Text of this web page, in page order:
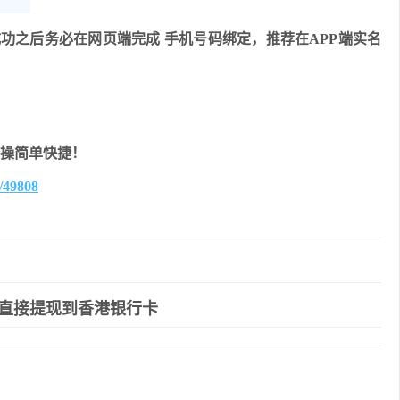
之后务必在网页端完成 手机号码绑定，推荐在APP端实名
简单快捷！
接提现到香港银行卡